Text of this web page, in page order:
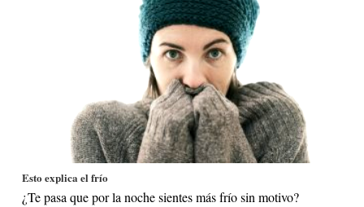
Esto explica el frío
¿Te pasa que por la noche sientes más frío sin motivo?